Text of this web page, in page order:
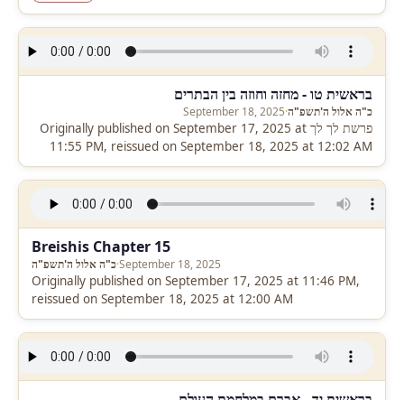
בראשית טו - מחזה וחוזה בין הבתרים
כ"ה אלול ה'תשפ"ה·
September 18, 2025
פרשת לך לך Originally published on September 17, 2025 at
11:55 PM, reissued on September 18, 2025 at 12:02 AM
Breishis Chapter 15
כ"ה אלול ה'תשפ"ה·September 18, 2025
Originally published on September 17, 2025 at 11:46 PM,
reissued on September 18, 2025 at 12:00 AM